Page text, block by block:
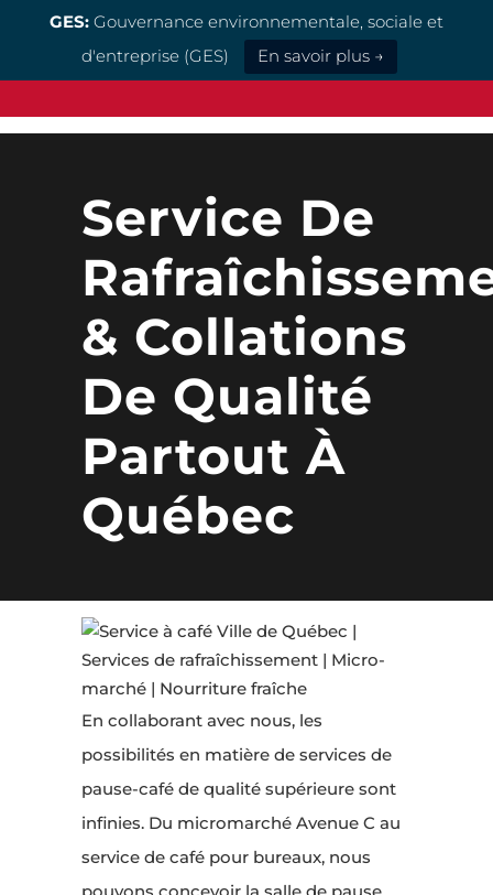
GES: Gouvernance environnementale, sociale et
d'entreprise (GES)
En savoir plus →
Service De
& Collations
De Qualité
Partout À
Québec
En collaborant avec nous, les
possibilités en matière de services de
pause-café de qualité supérieure sont
infinies. Du micromarché Avenue C au
service de café pour bureaux, nous